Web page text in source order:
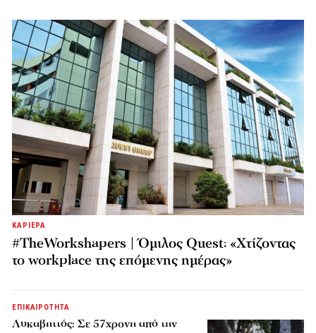
ΚΑΡΙΕΡΑ
#TheWorkshapers | Όμιλος Quest: «Χτίζοντας
το workplace της επόμενης ημέρας»
ΕΠΙΚΑΙΡΟΤΗΤΑ
Λυκαβηττός: Σε 57χρονη από την